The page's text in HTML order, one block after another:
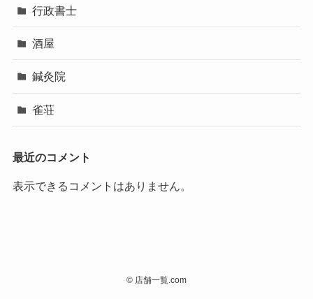
行政書士
酒屋
鍼灸院
雀荘
最近のコメント
表示できるコメントはありません。
© 店舗一覧.com